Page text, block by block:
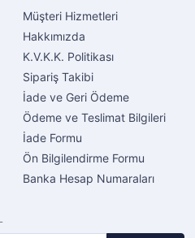
Müşteri Hizmetleri
Hakkımızda
K.V.K.K. Politikası
Sipariş Takibi
İade ve Geri Ödeme
Ödeme ve Teslimat Bilgileri
İade Formu
Ön Bilgilendirme Formu
Banka Hesap Numaraları